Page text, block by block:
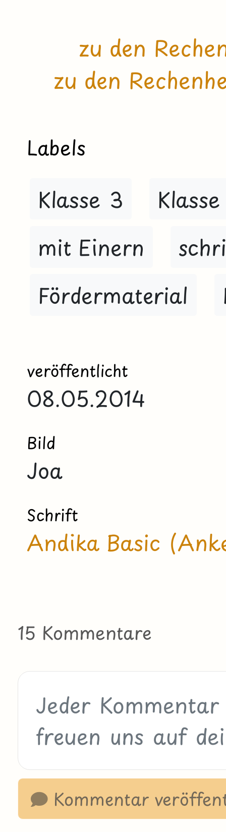
zu den
zu den
Labels
Klasse 3
mit Einern
Fördermaterial
veröffentlicht
08.05.2014
Bild
Joa
Schrift
Andika Basic
15 Kommentare
Kommentar